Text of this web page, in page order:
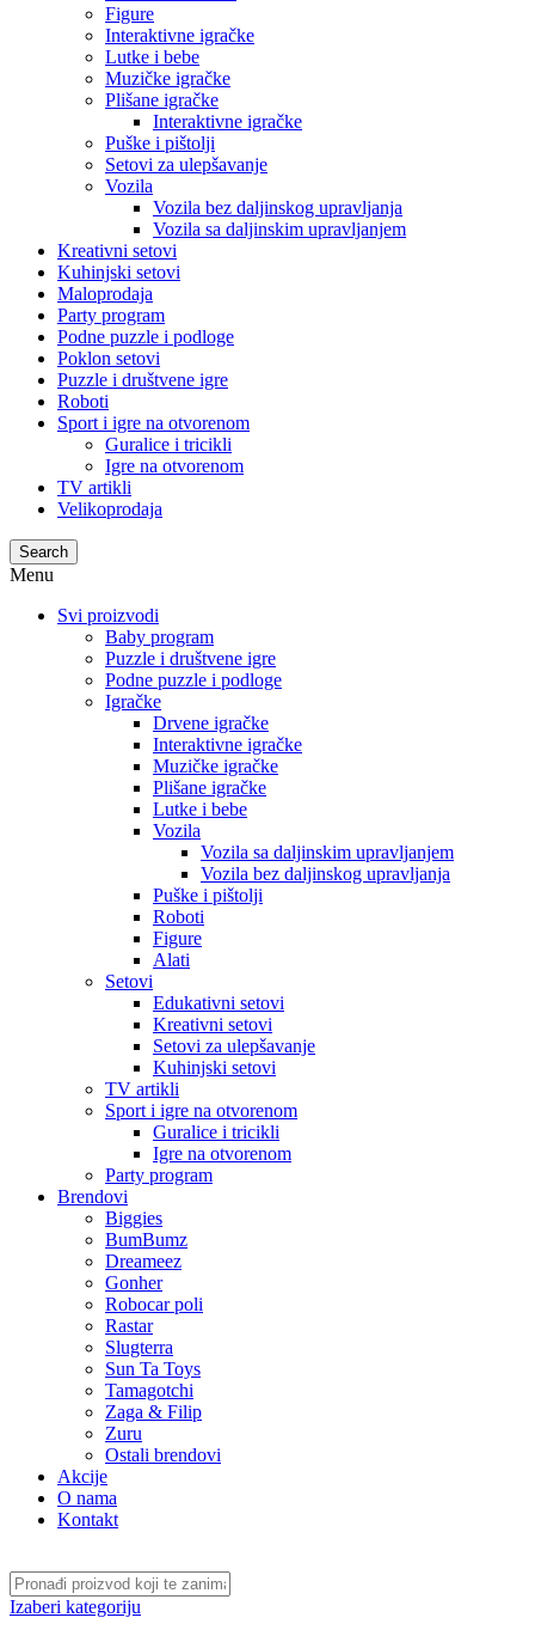
Figure
Interaktivne igračke
Lutke i bebe
Muzičke igračke
Plišane igračke
Interaktivne igračke
Puške i pištolji
Setovi za ulepšavanje
Vozila
Vozila bez daljinskog upravljanja
Vozila sa daljinskim upravljanjem
Kreativni setovi
Kuhinjski setovi
Maloprodaja
Party program
Podne puzzle i podloge
Poklon setovi
Puzzle i društvene igre
Roboti
Sport i igre na otvorenom
Guralice i tricikli
Igre na otvorenom
TV artikli
Velikoprodaja
Search
Menu
Svi proizvodi
Baby program
Puzzle i društvene igre
Podne puzzle i podloge
Igračke
Drvene igračke
Interaktivne igračke
Muzičke igračke
Plišane igračke
Lutke i bebe
Vozila
Vozila sa daljinskim upravljanjem
Vozila bez daljinskog upravljanja
Puške i pištolji
Roboti
Figure
Alati
Setovi
Edukativni setovi
Kreativni setovi
Setovi za ulepšavanje
Kuhinjski setovi
TV artikli
Sport i igre na otvorenom
Guralice i tricikli
Igre na otvorenom
Party program
Brendovi
Biggies
BumBumz
Dreameez
Gonher
Robocar poli
Rastar
Slugterra
Sun Ta Toys
Tamagotchi
Zaga & Filip
Zuru
Ostali brendovi
Akcije
O nama
Kontakt
Izaberi kategoriju